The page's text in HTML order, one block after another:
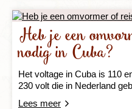
Heb je een
nodig in Cuba?
Het voltage in Cuba is 110
230 volt die in Nederland
Lees meer